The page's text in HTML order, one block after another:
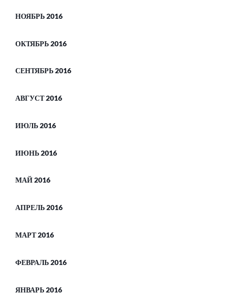
НОЯБРЬ 2016
ОКТЯБРЬ 2016
СЕНТЯБРЬ 2016
АВГУСТ 2016
ИЮЛЬ 2016
ИЮНЬ 2016
МАЙ 2016
АПРЕЛЬ 2016
МАРТ 2016
ФЕВРАЛЬ 2016
ЯНВАРЬ 2016